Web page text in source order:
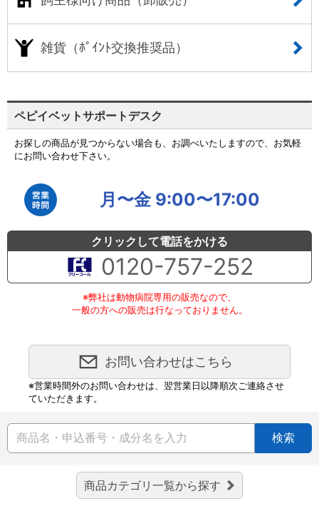
雑貨（ﾎﾟｲﾝﾄ交換推奨品）
ペピイベットサポートデスク
お探しの商品が見つからない場合も、お調べいたしますので、お気軽
にお問い合わせ下さい。
月〜金 9:00〜17:00
クリックして電話をかける
0120-757-252
※弊社は動物病院専用の販売なので、
一般の方への販売は行なっておりません。
お問い合わせはこちら
※営業時間外のお問い合わせは、翌営業日以降順次ご連絡させ
ていただきます。
検索
商品カテゴリ一覧から探す